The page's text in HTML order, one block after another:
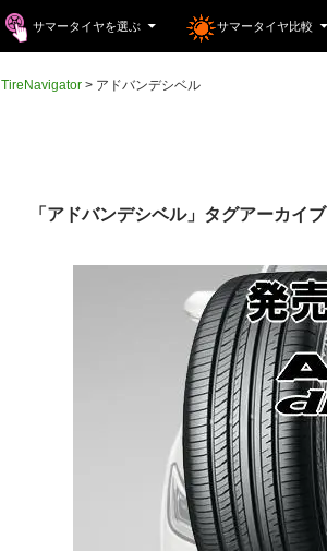
サマータイヤを選ぶ
サマータイヤ比較
TireNavigator > アドバンデシベル
「アドバンデシベル」タグアーカイブ